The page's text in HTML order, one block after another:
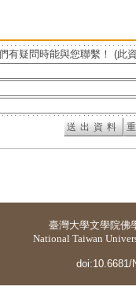
有疑問時能與您聯繫！ (此
臺灣大學文學院佛
National Taiwan
doi:10.6681/